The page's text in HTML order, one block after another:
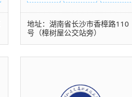
地址：湖南省长沙市香樟路110
号（樟树屋公交站旁）